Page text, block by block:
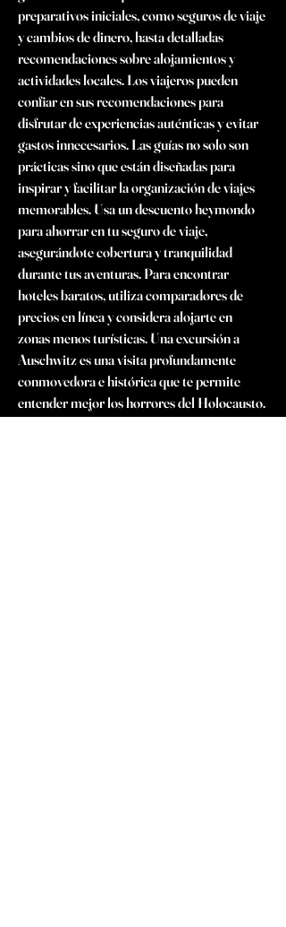
preparativos iniciales, como seguros de viaje
y cambios de dinero, hasta detalladas
recomendaciones sobre alojamientos y
actividades locales. Los viajeros pueden
confiar en sus recomendaciones para
disfrutar de experiencias auténticas y evitar
gastos innecesarios. Las guías no solo son
prácticas sino que están diseñadas para
inspirar y facilitar la organización de viajes
memorables. Usa un descuento heymondo
para ahorrar en tu seguro de viaje,
asegurándote cobertura y tranquilidad
durante tus aventuras. Para encontrar
hoteles baratos, utiliza comparadores de
precios en línea y considera alojarte en
zonas menos turísticas. Una excursión a
Auschwitz es una visita profundamente
conmovedora e histórica que te permite
entender mejor los horrores del Holocausto.